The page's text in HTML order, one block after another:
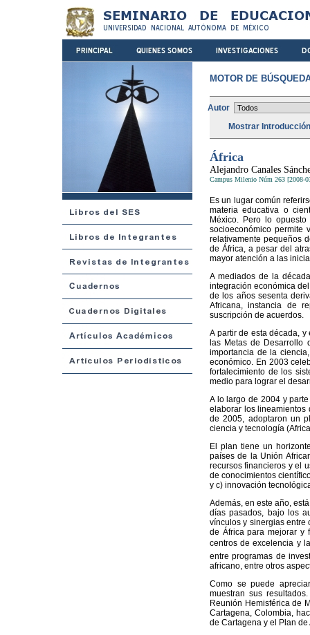
MOTOR DE
Autor
Mostrar
África
Alejandro Canales
Campus Milenio Núm 263 [2008-
Es un lugar común
materia educativa o
México. Pero lo
socioeconómico permite
relativamente pequeños
de África, a pesar del
mayor atención a las
A mediados de la
integración económica
de los años sesenta
Africana, instancia de
suscripción de acuerdos.
A partir de esta década,
las Metas de Desarrollo
importancia de la
económico. En 2003
fortalecimiento de los
medio para lograr el
A lo largo de 2004 y
elaborar los lineamientos
de 2005, adoptaron un
ciencia y tecnología
El plan tiene un
países de la Unión
recursos financieros y el
de conocimientos
y c) innovación
Además, en este año,
días pasados, bajo los
vínculos y sinergias entre
de África para mejorar y
centros de excelencia y
entre programas de
africano, entre otros
Como se puede
muestran sus
Reunión Hemisférica de
Cartagena, Colombia,
de Cartagena y el Plan